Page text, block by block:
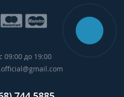
09:00 до 19:00